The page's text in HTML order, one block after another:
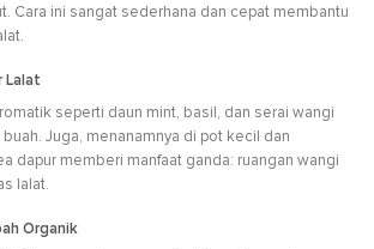
Cara ini sangat sederhana dan cepat membantu
Lalat
seperti daun mint, basil, dan serai wangi
Juga, menanamnya di pot kecil dan
dapur memberi manfaat ganda: ruangan wangi
lalat.
Organik